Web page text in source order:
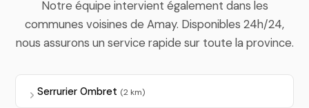
Notre équipe intervient également dans les
communes voisines de Amay. Disponibles 24h/24,
nous assurons un service rapide sur toute la province.
Serrurier Ombret (2 km)